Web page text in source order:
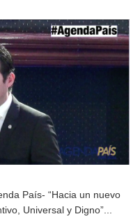
País- “Hacia un nuevo
Universal y Digno”...